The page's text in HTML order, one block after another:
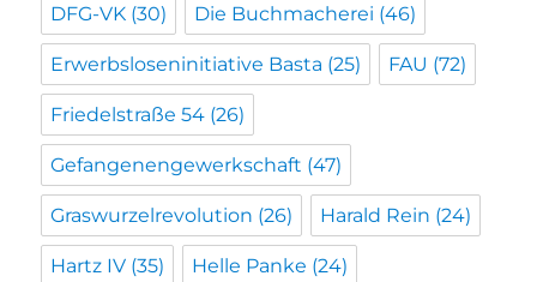
DFG-VK (30) Die Buchmacherei (46)
Erwerbsloseninitiative Basta (25) FAU (72)
Friedelstraße 54 (26)
Gefangenengewerkschaft (47)
Graswurzelrevolution (26) Harald Rein (24)
Hartz IV (35) Helle Panke (24)